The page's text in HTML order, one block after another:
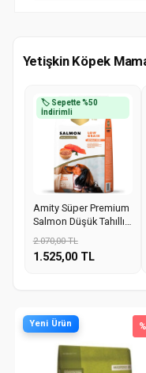
Yetişkin Köpek
🏷️ Sepette %50
İndirimli
Amity Süper Premium
Salmon Düşük Tahıllı
Somonlu Küçük Irk
Yetişkin Köpek
Maması 2KG
2.070,00 TL
1.525,00 TL
Yeni Ürün